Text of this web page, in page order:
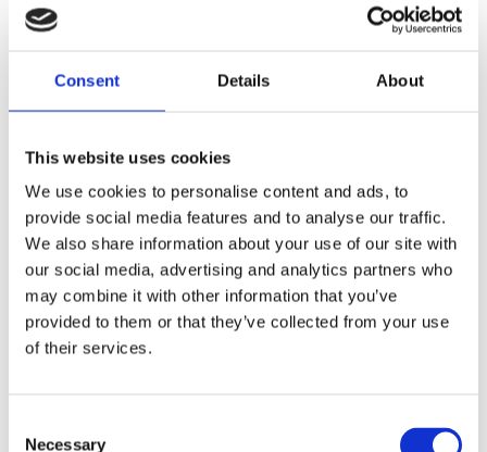
Consent Details About
This website uses cookies
We use cookies to personalise content and ads, to
provide social media features and to analyse our traffic.
We also share information about your use of our site with
our social media, advertising and analytics partners who
may combine it with other information that you’ve
provided to them or that they’ve collected from your use
of their services.
Necessary
rozměry
disposition
5+kk